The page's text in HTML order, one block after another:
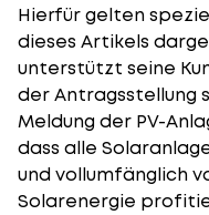
Hierfür gelten
dieses Artikels
unterstützt seine
der Antragsstellung
Meldung der PV-
dass alle
und vollumfänglich
Solarenergie